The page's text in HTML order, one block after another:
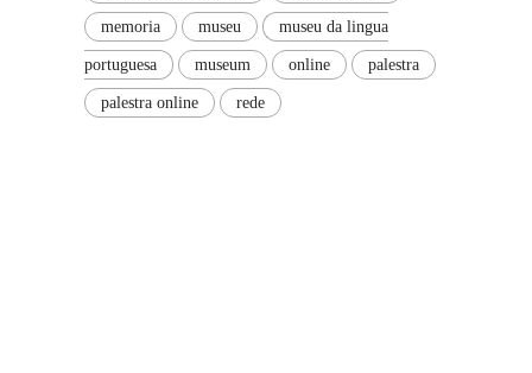
memoria museu museu da lingua
portuguesa museum online palestra
palestra online rede